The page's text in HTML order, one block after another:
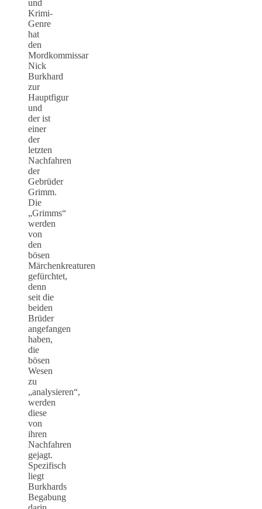
und
Krimi-
Genre
hat
den
Mordkommissar
Nick
Burkhard
zur
Hauptfigur
und
der ist
einer
der
letzten
Nachfahren
der
Gebrüder
Grimm.
Die
„Grimms“
werden
von
den
bösen
Märchenkreaturen
gefürchtet,
denn
seit die
beiden
Brüder
angefangen
haben,
die
bösen
Wesen
zu
„analysieren“,
werden
diese
von
ihren
Nachfahren
gejagt.
Spezifisch
liegt
Burkhards
Begabung